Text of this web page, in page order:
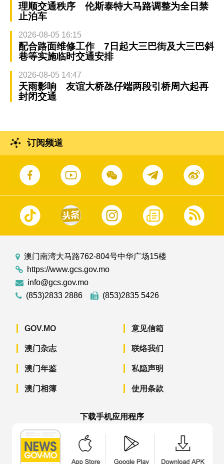
理顺交通秩序 伦斯泰特大马路调整为全日禁
止泊车
2026-08-05 16:15
配合路面维修工作 7日起大三巴街及大三巴斜
巷等实施临时交通安排
2026-08-05 14:47
天雨影响 友谊大桥氹仔端两段引桥周六起再
封闭交通
订阅频道
澳门南湾大马路762-804号中华广场15楼
https://www.gcs.gov.mo
info@gcs.gov.mo
(853)2833 2886
(853)2835 5426
GOV.MO
澳门杂志
澳门年鉴
澳门相簿
意见信箱
联络我们
私隐声明
使用条款
下载手机应用程序